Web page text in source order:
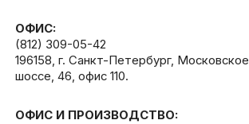
ОФИС:
(812) 309-05-42
196158, г. Санкт-Петербург, Московское
шоссе, 46, офис 110.
ОФИС И ПРОИЗВОДСТВО: